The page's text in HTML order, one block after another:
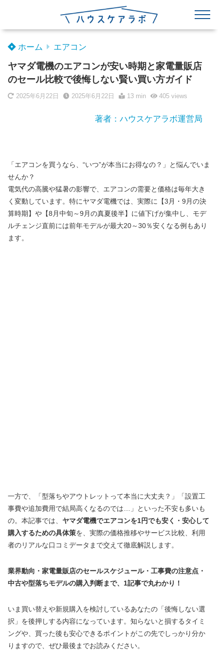
ホーム エアコン
ヤマダ電機のエアコンが安い時期と家電量販店
のセール比較で後悔しない賢い買い方ガイド
2025年6月22日 2025年6月22日 13 min 405views
著者：ハウスケアラボ運営局
「エアコンを買うなら、“いつ”が本当にお得なの？」と悩んでいま
せんか？
電気代の高騰や猛暑の影響で、エアコンの需要と価格は毎年大き
く変動しています。特にヤマダ電機では、実際に【3月・9月の決
算時期】や【8月中旬～9月の真夏後半】に値下げが集中し、モデ
ルチェンジ直前には前年モデルが最大20～30％安くなる例もあり
ます。
一方で、「型落ちやアウトレットって本当に大丈夫？」「設置工
事費や追加費用で結局高くなるのでは…」といった不安も多いも
の。本記事では、 ヤマダ電機でエアコンを1円でも安く・安心して
購入するための具体策を、実際の価格推移やサービス比較、利用
者のリアルな口コミデータまで交えて徹底解説します。
業界動向・家電量販店のセールスケジュール・工事費の注意点・
中古や型落ちモデルの購入判断まで、1記事で丸わかり！
いま買い替えや新規購入を検討しているあなたの「後悔しない選
択」を後押しする内容になっています。知らないと損するタイミ
ングや、買った後も安心できるポイントがこの先でしっかり分か
りますので、ぜひ最後までお読みください。